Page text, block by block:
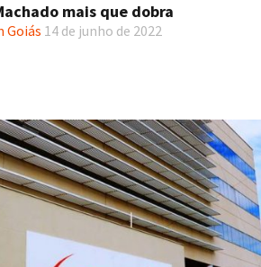
mais que dobra
Goiás 14 de junho de 2022